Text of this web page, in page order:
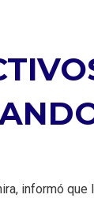
informó